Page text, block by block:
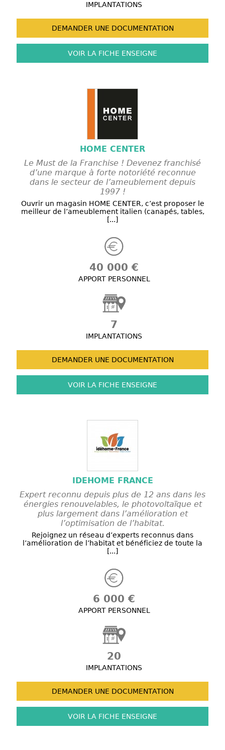
IMPLANTATIONS
DEMANDER UNE DOCUMENTATION
VOIR LA FICHE ENSEIGNE
HOME CENTER
Le Must de la Franchise ! Devenez franchisé
d’une marque à forte notoriété reconnue
dans le secteur de l’ameublement depuis
1997 !
Ouvrir un magasin HOME CENTER, c’est proposer le
meilleur de l’ameublement italien (canapés, tables,
[...]
40 000 €
APPORT PERSONNEL
7
IMPLANTATIONS
DEMANDER UNE DOCUMENTATION
VOIR LA FICHE ENSEIGNE
IDEHOME FRANCE
Expert reconnu depuis plus de 12 ans dans les
énergies renouvelables, le photovoltaïque et
plus largement dans l’amélioration et
l’optimisation de l’habitat.
Rejoignez un réseau d’experts reconnus dans
l’amélioration de l’habitat et bénéficiez de toute la
[...]
6 000 €
APPORT PERSONNEL
20
IMPLANTATIONS
DEMANDER UNE DOCUMENTATION
VOIR LA FICHE ENSEIGNE